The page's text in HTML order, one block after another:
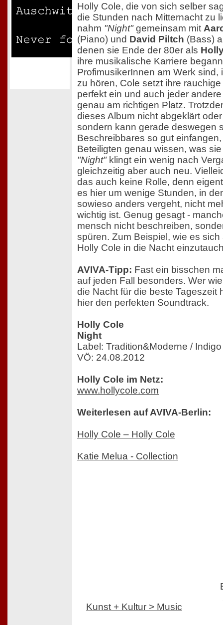
Holly Cole, die von sich selber
die Stunden nach Mitternacht zu
nahm "Night"gemeinsam mit
(Piano) und David Piltch (Bass)
denen sie Ende der 80er als
ihre musikalische Karriere
ProfimusikerInnen am Werk sind,
zu hören, Cole setzt ihre
perfekt ein und auch jeder andere
genau am richtigen Platz.
dieses Album nicht abgeklärt
sondern kann gerade deswegen
Beschreibbares so gut
Beteiligten genau wissen, was
"Night"klingt ein wenig nach
gleichzeitig aber auch neu.
das auch keine Rolle, denn
es hier um wenige Stunden, in
sowieso anders vergeht, nicht
wichtig ist. Genug gesagt -
mensch nicht beschreiben,
spüren. Zum Beispiel, wie es sich
Holly Cole in die Nacht
AVIVA-Tipp: Fast ein bisschen
auf jeden Fall besonders. Wer
die Nacht für die beste Tageszeit
hier den perfekten Soundtrack.
Holly Cole
Night
Label: Tradition&Moderne / Indigo
VÖ: 24.08.2012
Holly Cole im Netz:
www.hollycole.com
Weiterlesen auf AVIVA-Berlin:
Holly Cole – Holly Cole
Katie Melua - Collection
Kunst + Kultur > Music